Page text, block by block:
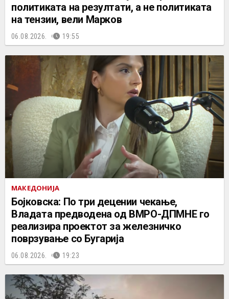
политиката на резултати, а не политиката
на тензии, вели Марков
06.08.2026. 19:55
МАКЕДОНИЈА
Бојковска: По три децении чекање,
Владата предводена од ВМРО-ДПМНЕ го
реализира проектот за железничко
поврзување со Бугарија
06.08.2026. 19:23